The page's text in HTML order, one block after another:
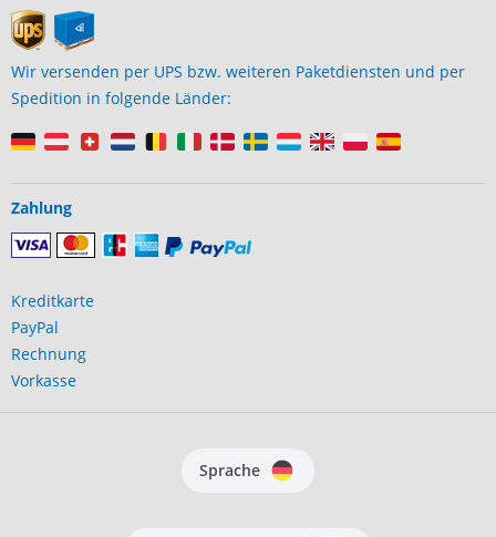
Wir versenden per UPS bzw. weiteren Paketdiensten und per
Spedition in folgende Länder:
Zahlung
Kreditkarte
PayPal
Rechnung
Vorkasse
Sprache